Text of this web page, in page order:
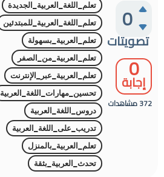
0
تصويتات
0
إجابة
372مشاهدات
تعلم_اللغة_العربية_الجديدة
تعلم_اللغة_العربية_للمبتدئين
تعلم_العربية_بسهولة
تعلم_العربية_من_الصفر
تعلم_العربية_عبر_الإنترنت
تحسين_مهارات_اللغة_العربية
دروس_اللغة_العربية
تدريب_على_اللغة_العربية
تعلم_العربية_بالمنزل
تحدث_العربية_بثقة